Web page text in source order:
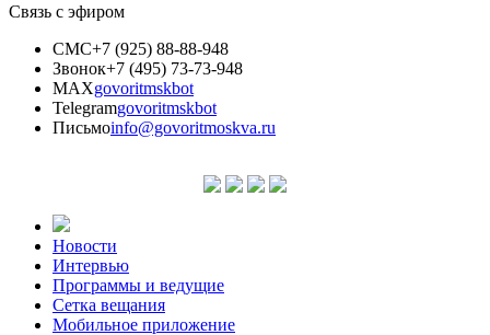
Связь с эфиром
СМС+7 (925) 88-88-948
Звонок+7 (495) 73-73-948
MAXgovoritmskbot
Telegramgovoritmskbot
Письмоinfo@govoritmoskva.ru
Новости
Интервью
Программы и ведущие
Сетка вещания
Мобильное приложение